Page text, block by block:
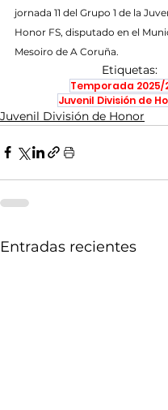
jornada 11 del Grupo 1 de la
Honor FS, disputado en el
Mesoiro de A Coruña.
Etiquetas:
Temporada 2025/
Juvenil División de
Juvenil División de Honor
Entradas recientes